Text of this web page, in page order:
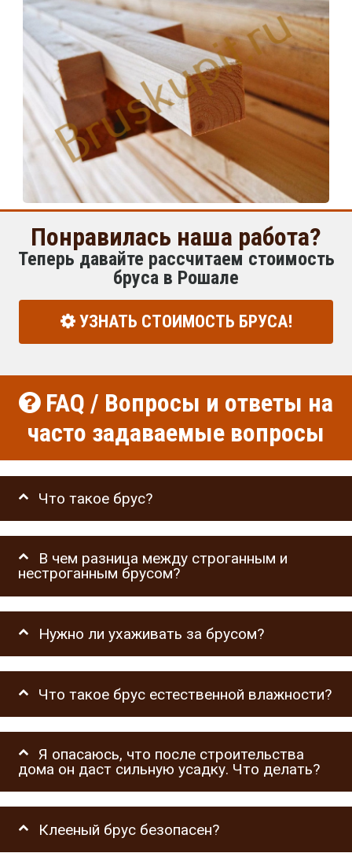
Понравилась наша работа?
Теперь давайте рассчитаем стоимость
бруса в Рошале
УЗНАТЬ СТОИМОСТЬ БРУСА!
FAQ / Вопросы и ответы на
часто задаваемые вопросы
Что такое брус?
В чем разница между строганным и
нестроганным брусом?
Нужно ли ухаживать за брусом?
Что такое брус естественной влажности?
Я опасаюсь, что после строительства
дома он даст сильную усадку. Что делать?
Клееный брус безопасен?